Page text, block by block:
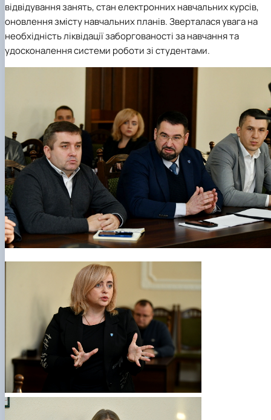
відвідування занять, стан електронних навчальних курсів,
оновлення змісту навчальних планів. Зверталася увага на
необхідність ліквідації заборгованості за навчання та
удосконалення системи роботи зі студентами.